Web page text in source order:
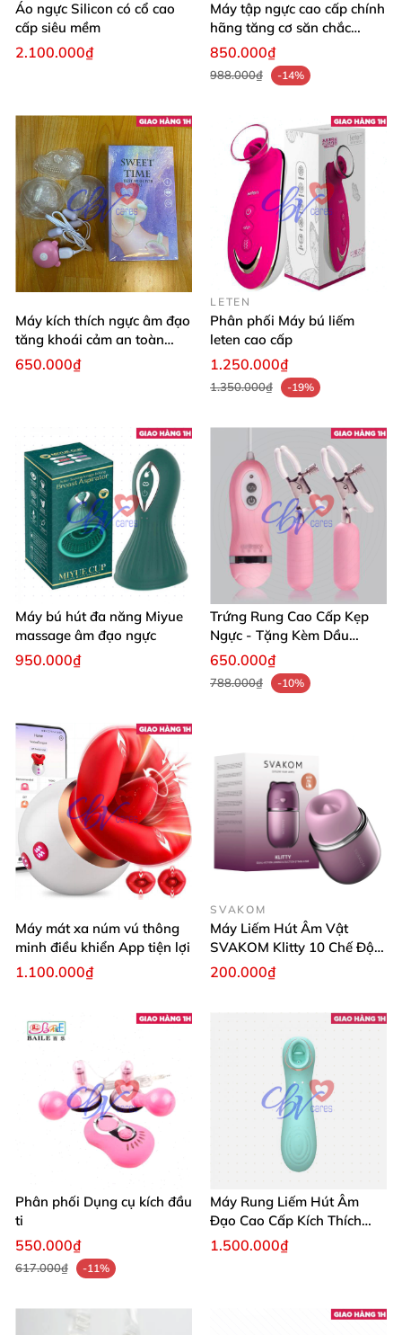
Áo ngực Silicon có cổ cao
cấp siêu mềm
2.100.000₫
Máy tập ngực cao cấp chính
hãng tăng cơ săn chắc
nhanh
850.000₫
988.000₫ -14%
Máy kích thích ngực âm đạo
tăng khoái cảm an toàn
chất lượng cao
650.000₫
LETEN
Phân phối Máy bú liếm
leten cao cấp
1.250.000₫
1.350.000₫ -19%
Máy bú hút đa năng Miyue
massage âm đạo ngực
950.000₫
Trứng Rung Cao Cấp Kẹp
Ngực - Tặng Kèm Dầu
Massage
650.000₫
788.000₫ -10%
Máy mát xa núm vú thông
minh điều khiển App tiện lợi
1.100.000₫
SVAKOM
Máy Liếm Hút Âm Vật
SVAKOM Klitty 10 Chế Độ
Bú Liếm, Kết Nối App Thông
200.000₫
Phân phối Dụng cụ kích đầu
ti
550.000₫
617.000₫ -11%
Máy Rung Liếm Hút Âm
Đạo Cao Cấp Kích Thích
Mạnh Mẽ
1.500.000₫